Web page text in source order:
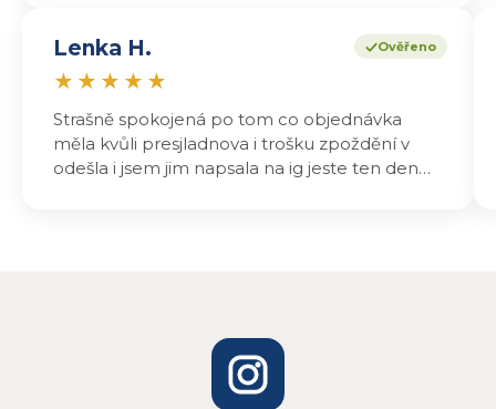
Ověřeno
Lenka H.
★ ★ ★ ★ ★
Strašně spokojená po tom co objednávka
měla kvůli presjladnova i trošku zpoždění v
odešla i jsem jim napsala na ig jeste ten den